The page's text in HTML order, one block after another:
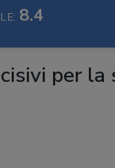
8.4
per la